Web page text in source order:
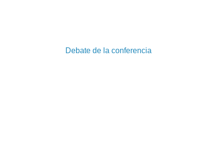
Debate de la conferencia